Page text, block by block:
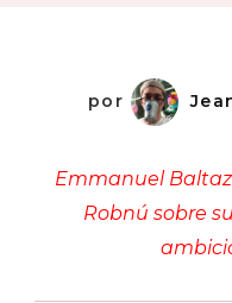
por
Emmanuel
Robnú sobre